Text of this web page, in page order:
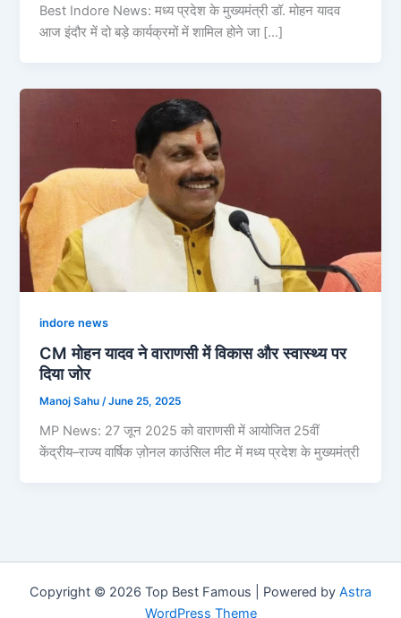
Best Indore News: मध्य प्रदेश के मुख्यमंत्री डॉ. मोहन यादव
आज इंदौर में दो बड़े कार्यक्रमों में शामिल होने जा […]
indore news
CM मोहन यादव ने वाराणसी में विकास और स्वास्थ्य पर
दिया जोर
Manoj Sahu/June 25, 2025
MP News: 27 जून 2025 को वाराणसी में आयोजित 25वीं
केंद्रीय–राज्य वार्षिक ज़ोनल काउंसिल मीट में मध्य प्रदेश के मुख्यमंत्री
Copyright © 2026 Top Best Famous | Powered by Astra
WordPress Theme